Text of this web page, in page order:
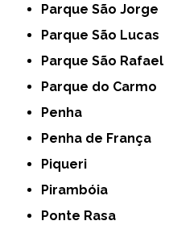
Parque São Jorge
Parque São Lucas
Parque São Rafael
Parque do Carmo
Penha
Penha de França
Piqueri
Pirambóia
Ponte Rasa